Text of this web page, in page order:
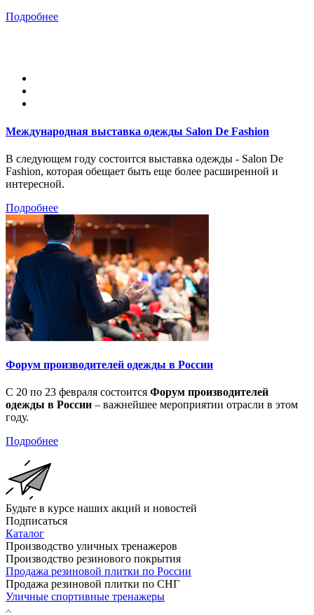
Подробнее
Международная выставка одежды Salon De Fashion
В следующем году состоится выставка одежды - Salon De
Fashion, которая обещает быть еще более расширенной и
интересной.
Подробнее
Форум производителей одежды в России
С 20 по 23 февраля состоится Форум производителей
одежды в России – важнейшее мероприятии отрасли в этом
году.
Подробнее
Будьте в курсе наших акций и новостей
Подписаться
Каталог
Производство уличных тренажеров
Производство резинового покрытия
Продажа резиновой плитки по России
Продажа резиновой плитки по СНГ
Уличные спортивные тренажеры